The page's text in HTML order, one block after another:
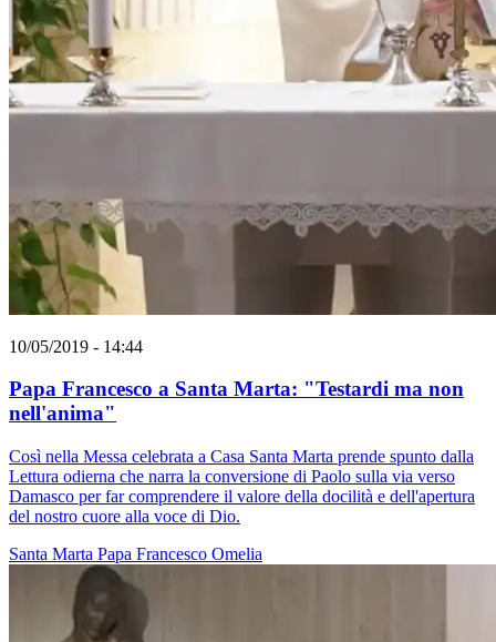
10/05/2019 - 14:44
Papa Francesco a Santa Marta: "Testardi ma non
nell'anima"
Così nella Messa celebrata a Casa Santa Marta prende spunto dalla
Lettura odierna che narra la conversione di Paolo sulla via verso
Damasco per far comprendere il valore della docilità e dell'apertura
del nostro cuore alla voce di Dio.
Santa Marta Papa Francesco Omelia